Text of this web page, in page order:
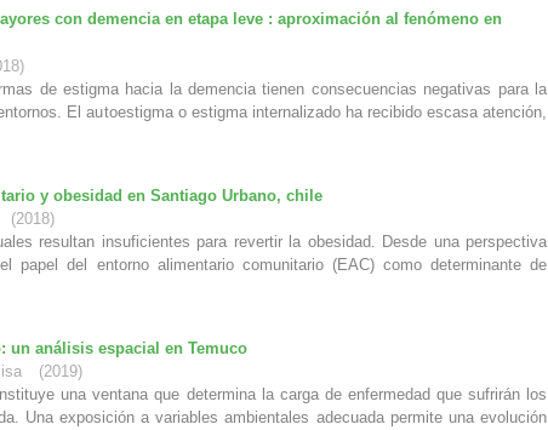
con demencia en etapa leve : aproximación al fenómeno en
)
de estigma hacia la demencia tienen consecuencias negativas para la
El autoestigma o estigma internalizado ha recibido escasa atención,
y obesidad en Santiago Urbano, chile
(2018)
resultan insuficientes para revertir la obesidad. Desde una perspectiva
papel del entorno alimentario comunitario (EAC) como determinante de
un análisis espacial en Temuco
(2019)
una ventana que determina la carga de enfermedad que sufrirán los
Una exposición a variables ambientales adecuada permite una evolución